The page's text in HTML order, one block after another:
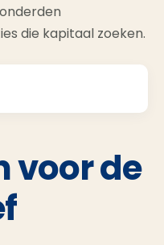
die kapitaal zoeken.
voor de